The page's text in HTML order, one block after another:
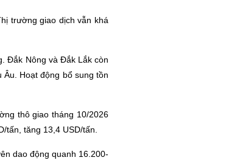
trường giao dịch vẫn khá
Đắk Nông và Đắk Lắk còn
Hoạt động bổ sung tồn
thô giao tháng 10/2026
tấn, tăng 13,4 USD/tấn.
dao động quanh 16.200-